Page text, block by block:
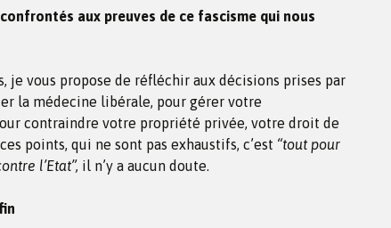
aux preuves de ce fascisme qui nous
je vous propose de réfléchir aux décisions prises par
la médecine libérale, pour gérer votre
contraindre votre propriété privée, votre droit de
points, qui ne sont pas exhaustifs, c’est “tout pour
l’Etat”, il n’y a aucun doute.